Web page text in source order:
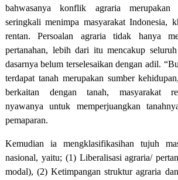
bahwasanya konflik agraria merupakan
seringkali menimpa masyarakat Indonesia,
rentan. Persoalan agraria tidak hanya
pertanahan, lebih dari itu mencakup
dasarnya belum terselesaikan dengan adil.
terdapat tanah merupakan sumber
berkaitan dengan tanah, masyarakat
nyawanya untuk memperjuangkan
pemaparan.
Kemudian ia mengklasifikasihan tujuh
nasional, yaitu; (1) Liberalisasi agraria/
modal), (2) Ketimpangan struktur agraria